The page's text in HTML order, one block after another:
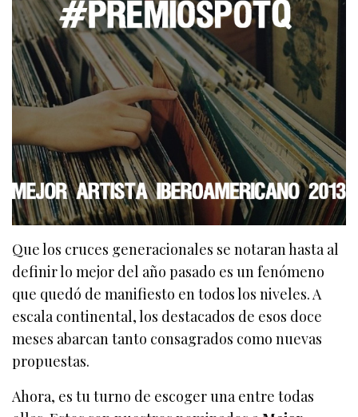
Que los cruces generacionales se notaran hasta al
definir lo mejor del año pasado es un fenómeno
que quedó de manifiesto en todos los niveles. A
escala continental, los destacados de esos doce
meses abarcan tanto consagrados como nuevas
propuestas.
Ahora, es tu turno de escoger una entre todas